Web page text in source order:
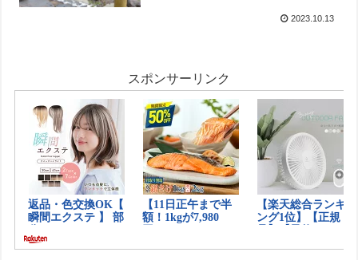
2023.10.13
スポンサーリンク